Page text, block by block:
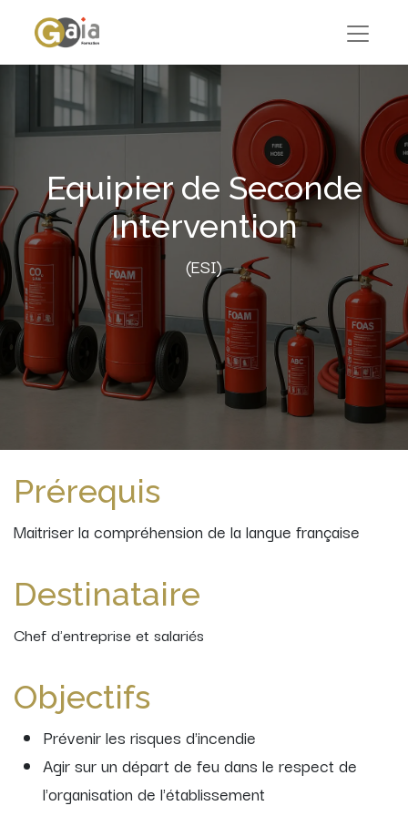
Equipier de Seconde
Intervention
(ESI)
Prérequis
Maitriser la compréhension de la langue française
Destinataire
Chef d'entreprise et salariés
Objectifs
Prévenir les risques d'incendie
Agir sur un départ de feu dans le respect de
l'organisation de l'établissement